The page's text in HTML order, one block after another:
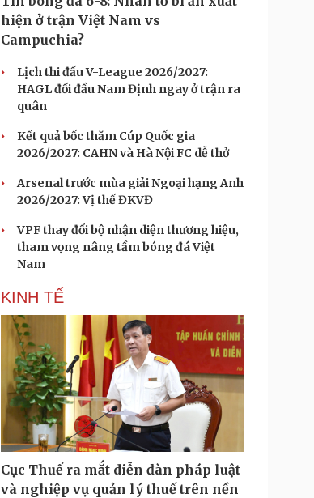
Podcast
Cửa sổ tình yêu
Kể chuyện cho bé
Hạt giống tâm hồn
hiện ở trận Việt Nam vs
Campuchia?
Lịch thi đấu V-League 2026/2027:
HAGL đối đầu Nam Định ngay ở trận ra
quân
Kết quả bốc thăm Cúp Quốc gia
2026/2027: CAHN và Hà Nội FC dễ thở
Arsenal trước mùa giải Ngoại hạng Anh
2026/2027: Vị thế ĐKVĐ
VPF thay đổi bộ nhận diện thương hiệu,
tham vọng nâng tầm bóng đá Việt
Nam
KINH TẾ
Cục Thuế ra mắt diễn đàn pháp luật
và nghiệp vụ quản lý thuế trên nền